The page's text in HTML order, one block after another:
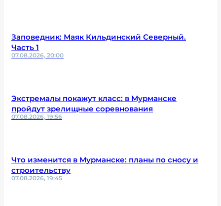
Заповедник: Маяк Кильдинский Северный.
Часть 1
07.08.2026, 20:00
Экстремалы покажут класс: в Мурманске
пройдут зрелищные соревнования
07.08.2026, 19:56
Что изменится в Мурманске: планы по сносу и
строительству
07.08.2026, 19:45